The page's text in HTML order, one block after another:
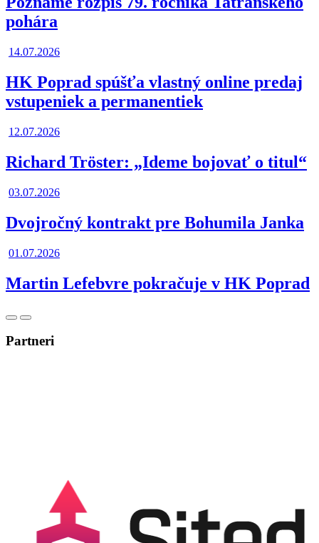
pohára
14.07.2026
HK Poprad spúšťa vlastný online predaj
vstupeniek a permanentiek
12.07.2026
Richard Tröster: „Ideme bojovať o titul“
03.07.2026
Dvojročný kontrakt pre Bohumila Janka
01.07.2026
Martin Lefebvre pokračuje v HK Poprad
PosunúťPosunúť
Partneri